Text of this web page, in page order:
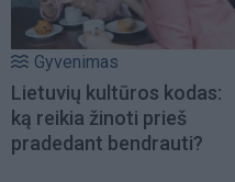
Gyvenimas
Lietuvių kultūros kodas:
ką reikia žinoti prieš
pradedant bendrauti?